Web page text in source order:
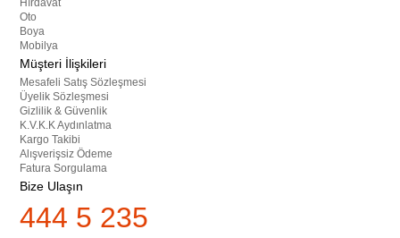
Oto
Boya
Mobilya
Müşteri İlişkileri
Mesafeli Satış Sözleşmesi
Üyelik Sözleşmesi
Gizlilik & Güvenlik
K.V.K.K Aydınlatma
Kargo Takibi
Alışverişsiz Ödeme
Fatura Sorgulama
Bize Ulaşın
444 5 235